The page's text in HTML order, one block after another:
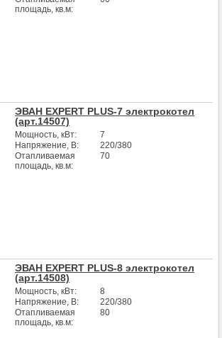
площадь, кв.м:
ЭВАН EXPERT PLUS-7 электрокотел
(арт.14507)
Мощность, кВт:
7
Напряжение, В:
220/380
Отапливаемая
площадь, кв.м:
70
ЭВАН EXPERT PLUS-8 электрокотел
(арт.14508)
Мощность, кВт:
8
Напряжение, В:
220/380
Отапливаемая
площадь, кв.м:
80